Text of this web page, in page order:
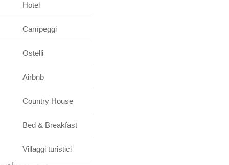
Hotel
Campeggi
Ostelli
Airbnb
Country House
Bed & Breakfast
Villaggi turistici